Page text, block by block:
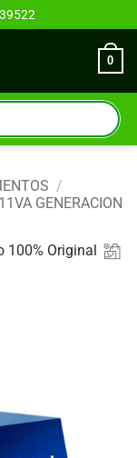
0
/
GENERACION
100% Original